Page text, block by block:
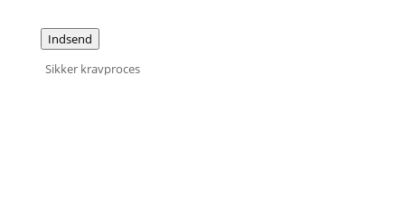
Indsend
Sikker kravproces